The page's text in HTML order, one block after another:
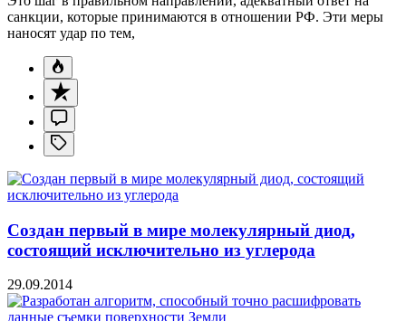
санкции, которые принимаются в отношении РФ. Эти меры
наносят удар по тем,
Создан первый в мире молекулярный диод,
состоящий исключительно из углерода
29.09.2014